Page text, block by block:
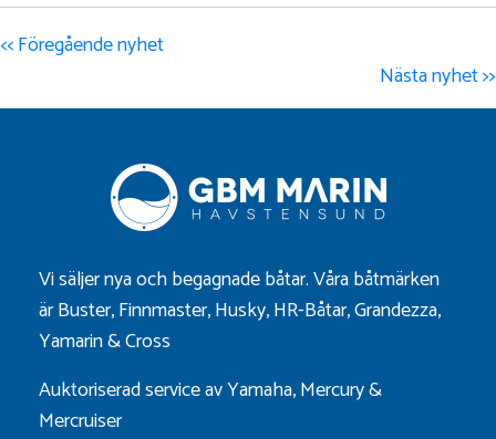
<< Föregående nyhet
Nästa nyhet >>
Vi säljer nya och begagnade båtar. Våra båtmärken
ärBuster,Finnmaster,Husky,HR-Båtar,Grandezza,
Yamarin&Cross
Auktoriserad service av Yamaha, Mercury &
Mercruiser